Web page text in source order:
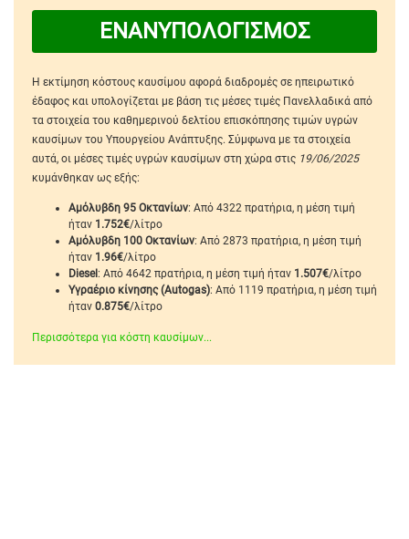
ΕΝΑΝΥΠΟΛΟΓΙΣΜΟΣ
Η εκτίμηση κόστους καυσίμου αφορά διαδρομές σε ηπειρωτικό
έδαφος και υπολογίζεται με βάση τις μέσες τιμές Πανελλαδικά από
τα στοιχεία του καθημερινού δελτίου επισκόπησης τιμών υγρών
καυσίμων του Υπουργείου Ανάπτυξης. Σύμφωνα με τα στοιχεία
αυτά, οι μέσες τιμές υγρών καυσίμων στη χώρα στις 19/06/2025
κυμάνθηκαν ως εξής:
Αμόλυβδη 95 Οκτανίων: Από 4322 πρατήρια, η μέση τιμή
ήταν 1.752€/λίτρο
Αμόλυβδη 100 Οκτανίων: Από 2873 πρατήρια, η μέση τιμή
ήταν 1.96€/λίτρο
Diesel: Από 4642 πρατήρια, η μέση τιμή ήταν 1.507€/λίτρο
Υγραέριο κίνησης (Autogas): Από 1119 πρατήρια, η μέση τιμή
ήταν 0.875€/λίτρο
Περισσότερα για κόστη καυσίμων...